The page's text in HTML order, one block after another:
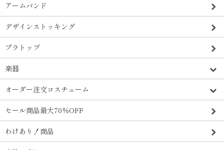
アームバンド
デザインストッキング
ブラトップ
楽器
オーダー注文コスチューム
セール商品最大70％OFF
わけあり！商品